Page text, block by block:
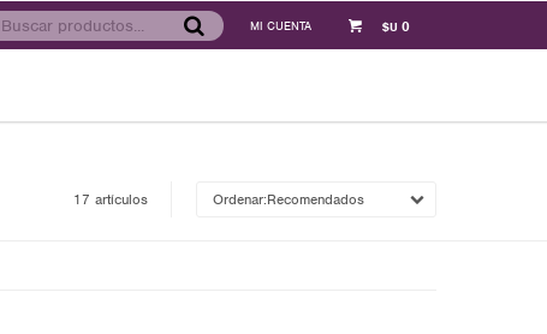
$U 0
17 artículos Recomendados